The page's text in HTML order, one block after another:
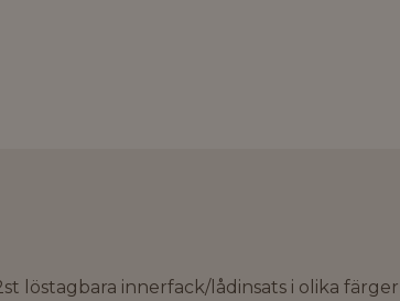
löstagbara innerfack/lådinsats i olika